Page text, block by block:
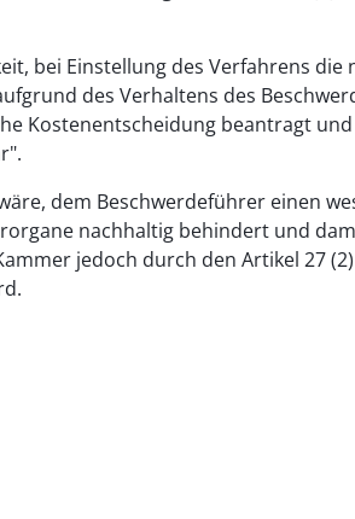
bei Einstellung des Verfahrens
des Verhaltens des
Kostenentscheidung beantragt
dem Beschwerdeführer einen
nachhaltig behindert und
jedoch durch den Artikel 27